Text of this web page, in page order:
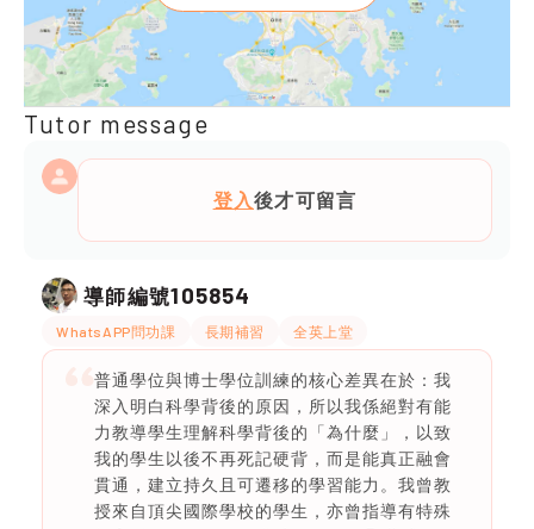
Tutor message
登入後才可留言
導師編號105854
WhatsAPP問功課 長期補習 全英上堂
普通學位與博士學位訓練的核心差異在於：我
深入明白科學背後的原因，所以我係絕對有能
力教導學生理解科學背後的「為什麼」，以致
我的學生以後不再死記硬背，而是能真正融會
貫通，建立持久且可遷移的學習能力。我曾教
授來自頂尖國際學校的學生，亦曾指導有特殊